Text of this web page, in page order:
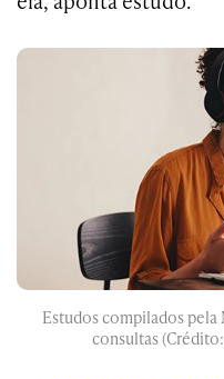
Estudos compilados pela
consultas